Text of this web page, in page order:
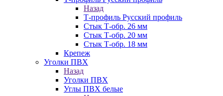
Назад
Т-профиль Русский профиль
Стык Т-обр. 26 мм
Стык Т-обр. 20 мм
Стык Т-обр. 18 мм
Крепеж
Уголки ПВХ
Назад
Уголки ПВХ
Углы ПВХ белые